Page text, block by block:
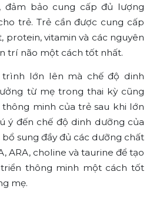
đảm bảo cung cấp đủ lượng
trẻ. Trẻ cần được cung cấp
protein, vitamin và các nguyên
trí não một cách tốt nhất.
lớn lên mà chế độ dinh
từ mẹ trong thai kỳ cũng
minh của trẻ sau khi lớn
ý đến chế độ dinh dưỡng của
sung đầy đủ các dưỡng chất
ARA, choline và taurine để tạo
thông minh một cách tốt
mẹ.